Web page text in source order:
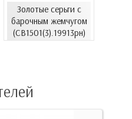
Золотые серьги с
барочным жемчугом
(СВ1501(3).19913рн)